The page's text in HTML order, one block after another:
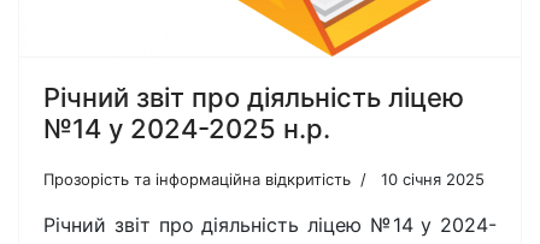
Річний звіт про діяльність ліцею
№14 у 2024-2025 н.р.
Прозорість та інформаційна відкритість 10 січня 2025
Річний звіт про діяльність ліцею №14 у 2024-